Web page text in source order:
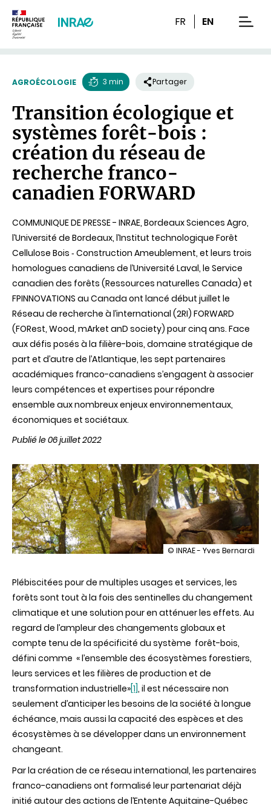
FR EN
AGROÉCOLOGIE
de
lecture
3 min Partager
Transition écologique et
systèmes forêt-bois :
création du réseau de
recherche franco-
canadien FORWARD
COMMUNIQUE DE PRESSE - INRAE, Bordeaux Sciences Agro,
l’Université de Bordeaux, l’Institut technologique Forêt
Cellulose Bois ‐ Construction Ameublement, et leurs trois
homologues canadiens de l’Université Laval, le Service
canadien des forêts (Ressources naturelles Canada) et
FPINNOVATIONS au Canada ont lancé début juillet le
Réseau de recherche à l’international (2RI) FORWARD
(FORest, Wood, mArket anD society) pour cinq ans. Face
aux défis posés à la filière-bois, domaine stratégique de
part et d’autre de l’Atlantique, les sept partenaires
académiques franco-canadiens s’engagent à associer
leurs compétences et expertises pour répondre
ensemble aux nombreux enjeux environnementaux,
économiques et sociétaux.
Publié le 06 juillet 2022
illustration
et
systèmes
forêt-
bois
création
du
réseau
de
recherche
franco-
canadien
FORWARD
© INRAE - Yves Bernardi
Plébiscitées pour de multiples usages et services, les
forêts sont tout à la fois des sentinelles du changement
climatique et une solution pour en atténuer les effets. Au
regard de l’ampleur des changements globaux et
compte tenu de la spécificité du système forêt-bois,
défini comme « l’ensemble des écosystèmes forestiers,
leurs services et les filières de production et de
transformation industrielle» [1] , il est nécessaire non
seulement d’anticiper les besoins de la société à longue
échéance, mais aussi la capacité des espèces et des
écosystèmes à se développer dans un environnement
changeant.
Par la création de ce réseau international, les partenaires
franco-canadiens ont formalisé leur partenariat déjà
initié autour des actions de l’Entente Aquitaine-Québec